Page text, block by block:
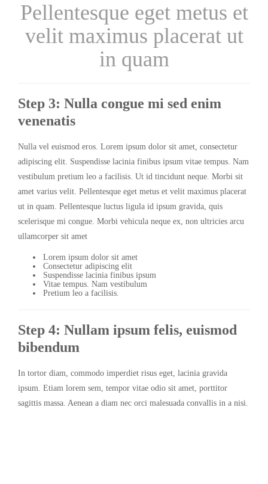
Pellentesque eget metus et
velit maximus placerat ut
in quam
Step 3: Nulla congue mi sed enim
venenatis
Nulla vel euismod eros. Lorem ipsum dolor sit amet, consectetur
adipiscing elit. Suspendisse lacinia finibus ipsum vitae tempus. Nam
vestibulum pretium leo a facilisis. Ut id tincidunt neque. Morbi sit
amet varius velit. Pellentesque eget metus et velit maximus placerat
ut in quam. Pellentesque luctus ligula id ipsum gravida, quis
scelerisque mi congue. Morbi vehicula neque ex, non ultricies arcu
ullamcorper sit amet
Lorem ipsum dolor sit amet
Consectetur adipiscing elit
Suspendisse lacinia finibus ipsum
Vitae tempus. Nam vestibulum
Pretium leo a facilisis.
Step 4: Nullam ipsum felis, euismod
bibendum
In tortor diam, commodo imperdiet risus eget, lacinia gravida
ipsum. Etiam lorem sem, tempor vitae odio sit amet, porttitor
sagittis massa. Aenean a diam nec orci malesuada convallis in a nisi.